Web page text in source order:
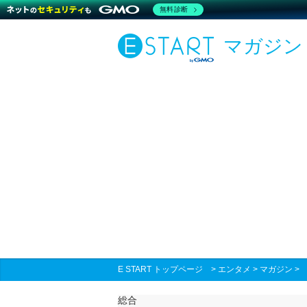
マガジン
E START トップページ > エンタメ > マガジン >
総合
無料診断